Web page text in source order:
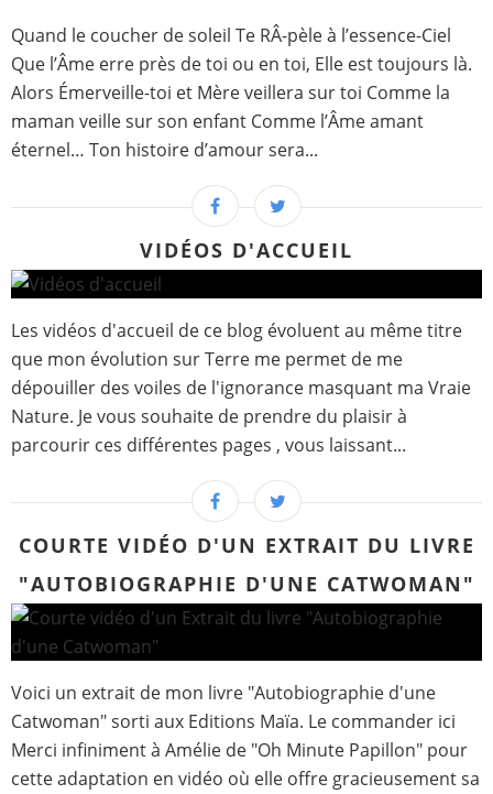
Quand le coucher de soleil Te RÂ-pèle à l’essence-Ciel
Que l’Âme erre près de toi ou en toi, Elle est toujours là.
Alors Émerveille-toi et Mère veillera sur toi Comme la
maman veille sur son enfant Comme l’Âme amant
éternel… Ton histoire d’amour sera...
VIDÉOS D'ACCUEIL
Les vidéos d'accueil de ce blog évoluent au même titre
que mon évolution sur Terre me permet de me
dépouiller des voiles de l'ignorance masquant ma Vraie
Nature. Je vous souhaite de prendre du plaisir à
parcourir ces différentes pages , vous laissant...
COURTE VIDÉO D'UN EXTRAIT DU LIVRE
"AUTOBIOGRAPHIE D'UNE CATWOMAN"
Voici un extrait de mon livre "Autobiographie d'une
Catwoman" sorti aux Editions Maïa. Le commander ici
Merci infiniment à Amélie de "Oh Minute Papillon" pour
cette adaptation en vidéo où elle offre gracieusement sa